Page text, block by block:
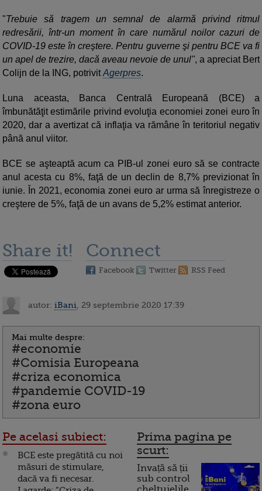
"Trebuie să tragem un semnal de alarmă privind ritmul
redresării, într-un moment în care numărul noilor cazuri de
COVID-19 este în creştere. Pentru guverne şi pentru BCE va fi
un apel de trezire, dacă aveau nevoie de unul", a apreciat Bert
Colijn de la ING, potrivitAgerpres.
Luna aceasta, Banca Centrală Europeană (BCE) a
îmbunătăţit estimările privind evoluţia economiei zonei euro în
2020, dar a avertizat că inflaţia va rămâne în teritoriul negativ
până anul viitor.
BCE se aşteaptă acum ca PIB-ul zonei euro să se contracte
anul acesta cu 8%, faţă de un declin de 8,7% previzionat în
iunie. În 2021, economia zonei euro ar urma să înregistreze o
creştere de 5%, faţă de un avans de 5,2% estimat anterior.
Share it! Connect
Facebook Twitter RSS Feed
autor: iBani , 29 septembrie 2020 17:39
Mai multe despre:
#economie
#Comisia Europeana
#criza economica
#pandemie COVID-19
#zona euro
Pe acelasi subiect:
BCE este pregătită cu noi
măsuri de stimulare,
dacă va fi necesar.
Prima pagina pe
scurt:
Invață să ții
sub control